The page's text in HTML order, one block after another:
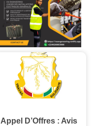
Appel D’Offres : Avis